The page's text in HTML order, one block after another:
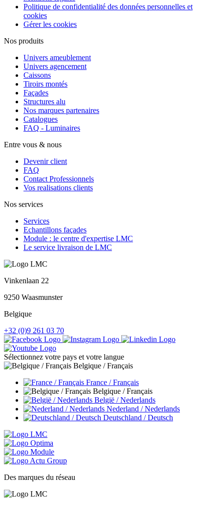
Politique de confidentialité des données personnelles et
cookies
Gérer les cookies
Nos produits
Univers ameublement
Univers agencement
Caissons
Tiroirs montés
Façades
Structures alu
Nos marques partenaires
Catalogues
FAQ - Luminaires
Entre vous & nous
Devenir client
FAQ
Contact Professionnels
Vos realisations clients
Nos services
Services
Echantillons façades
Module : le centre d'expertise LMC
Le service livraison de LMC
Vinkenlaan 22
9250 Waasmunster
Belgique
+32 (0)9 261 03 70
Sélectionnez votre pays et votre langue
Belgique / Français
France / Français
Belgique / Français
België / Nederlands
Nederland / Nederlands
Deutschland / Deutsch
Des marques du réseau